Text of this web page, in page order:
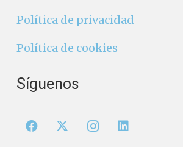
Política de privacidad
Política de cookies
Síguenos